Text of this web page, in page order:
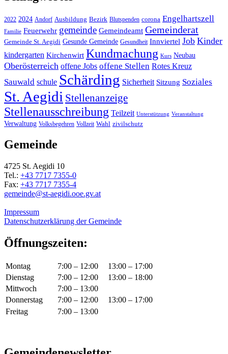
2022 2024 Andorf Ausbildung Bezirk Blutspenden corona Engelhartszell
Familie Feuerwehr gemeinde Gemeindeamt Gemeinderat
Gemeinde St. Aegidi Gesunde Gemeinde Gesundheit Innviertel Job Kinder
kindergarten Kirchenwirt Kundmachung Kurs Neubau
Oberösterreich offene Jobs offene Stellen Rotes Kreuz
Sauwald schule Schärding Sicherheit Sitzung Soziales
St. Aegidi Stellenanzeige
Stellenausschreibung Teilzeit Unterstützung Veranstaltung
Verwaltung Volksbegehren Vollzeit Wahl zivilschutz
Gemeinde
4725 St. Aegidi 10
Tel.: +43 7717 7355-0
Fax: +43 7717 7355-4
gemeinde@st-aegidi.ooe.gv.at
Impressum
Datenschutzerklärung der Gemeinde
Öffnungszeiten:
Montag 7:00 – 12:00
13:00 – 17:00
Dienstag
7:00 – 12:00
13:00 – 18:00
Mittwoch
7:00 – 13:00
Donnerstag
7:00 – 12:00
13:00 – 17:00
Freitag
7:00 – 13:00